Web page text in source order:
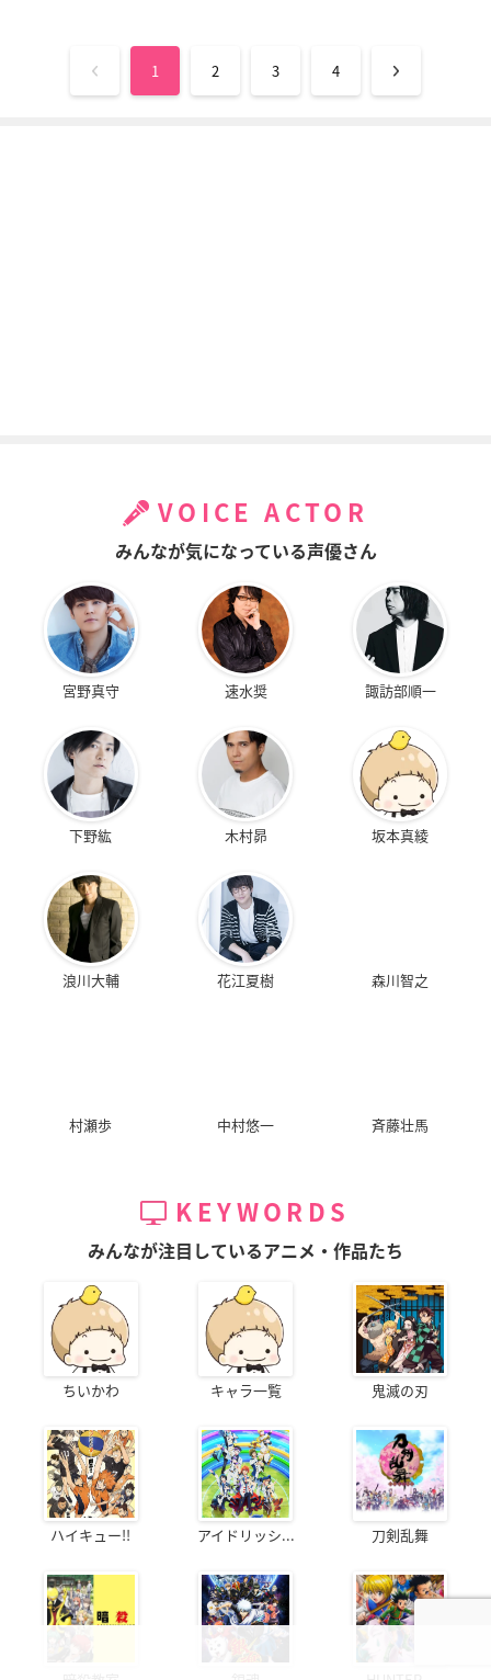
1 2 3 4
VOICE ACTOR
みんなが気になっている声優さん
宮野真守 速水奨 諏訪部順一
下野紘 木村昴 坂本真綾
浪川大輔 花江夏樹 森川智之
村瀬歩 中村悠一 斉藤壮馬
KEYWORDS
みんなが注目しているアニメ・作品たち
ちいかわ キャラ一覧 鬼滅の刃
ハイキュー!! アイドリッシ... 刀剣乱舞